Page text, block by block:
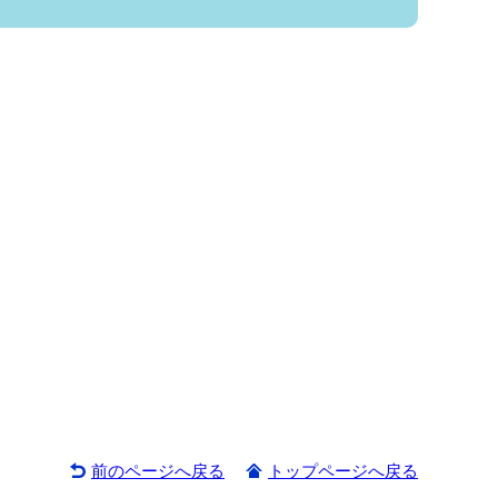
前のページへ戻る トップページへ戻る